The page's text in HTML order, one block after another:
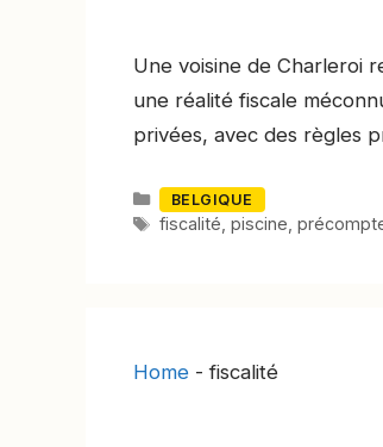
Une voisine de Charleroi
une réalité fiscale
privées, avec des règles
Catégories
BELGIQUE
Mots-
fiscalité piscine
Home -fiscalité